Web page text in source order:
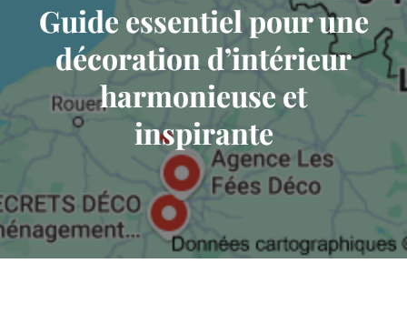
Guide essentiel pour une
décoration d’intérieur
harmonieuse et
inspirante